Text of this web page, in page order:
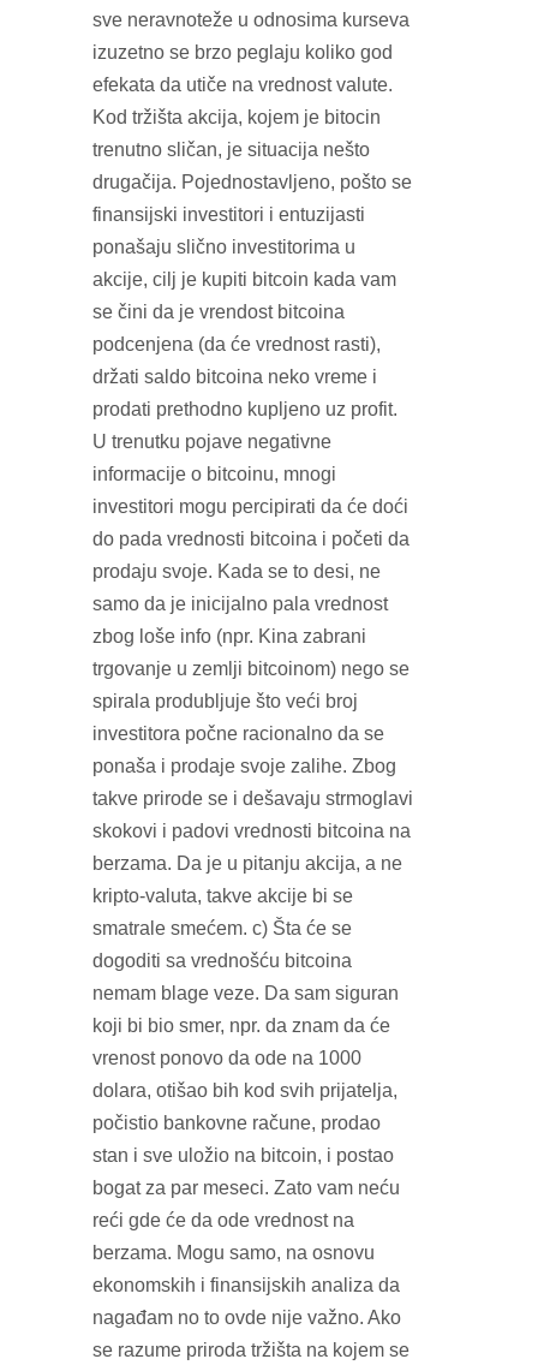
sve neravnoteže u odnosima kurseva
izuzetno se brzo peglaju koliko god
efekata da utiče na vrednost valute.
Kod tržišta akcija, kojem je bitocin
trenutno sličan, je situacija nešto
drugačija. Pojednostavljeno, pošto se
finansijski investitori i entuzijasti
ponašaju slično investitorima u
akcije, cilj je kupiti bitcoin kada vam
se čini da je vrendost bitcoina
podcenjena (da će vrednost rasti),
držati saldo bitcoina neko vreme i
prodati prethodno kupljeno uz profit.
U trenutku pojave negativne
informacije o bitcoinu, mnogi
investitori mogu percipirati da će doći
do pada vrednosti bitcoina i početi da
prodaju svoje. Kada se to desi, ne
samo da je inicijalno pala vrednost
zbog loše info (npr. Kina zabrani
trgovanje u zemlji bitcoinom) nego se
spirala produbljuje što veći broj
investitora počne racionalno da se
ponaša i prodaje svoje zalihe. Zbog
takve prirode se i dešavaju strmoglavi
skokovi i padovi vrednosti bitcoina na
berzama. Da je u pitanju akcija, a ne
kripto-valuta, takve akcije bi se
smatrale smećem. c) Šta će se
dogoditi sa vrednošću bitcoina
nemam blage veze. Da sam siguran
koji bi bio smer, npr. da znam da će
vrenost ponovo da ode na 1000
dolara, otišao bih kod svih prijatelja,
počistio bankovne račune, prodao
stan i sve uložio na bitcoin, i postao
bogat za par meseci. Zato vam neću
reći gde će da ode vrednost na
berzama. Mogu samo, na osnovu
ekonomskih i finansijskih analiza da
nagađam no to ovde nije važno. Ako
se razume priroda tržišta na kojem se